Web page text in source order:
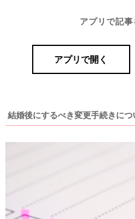
アプリで記
アプリで開く
結婚後にするべき変更手続きにつ